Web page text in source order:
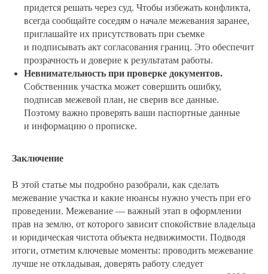
придется решать через суд. Чтобы избежать конфликта,
всегда сообщайте соседям о начале межевания заранее,
приглашайте их присутствовать при съемке
и подписывать акт согласования границ. Это обеспечит
прозрачность и доверие к результатам работы.
Невнимательность при проверке документов.
Собственник участка может совершить ошибку,
подписав межевой план, не сверив все данные.
Поэтому важно проверять ваши паспортные данные
и информацию о прописке.
Заключение
В этой статье мы подробно разобрали, как сделать
межевание участка и какие нюансы нужно учесть при его
проведении. Межевание — важный этап в оформлении
прав на землю, от которого зависит спокойствие владельца
и юридическая чистота объекта недвижимости. Подводя
итоги, отметим ключевые моменты: проводить межевание
лучше не откладывая, доверять работу следует